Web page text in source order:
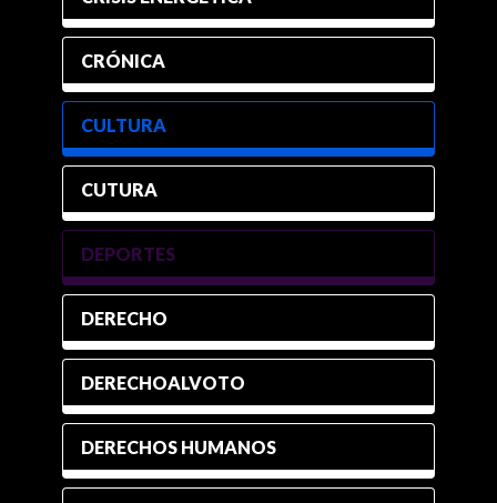
CRÓNICA
CULTURA
CUTURA
DEPORTES
DERECHO
DERECHOALVOTO
DERECHOS HUMANOS